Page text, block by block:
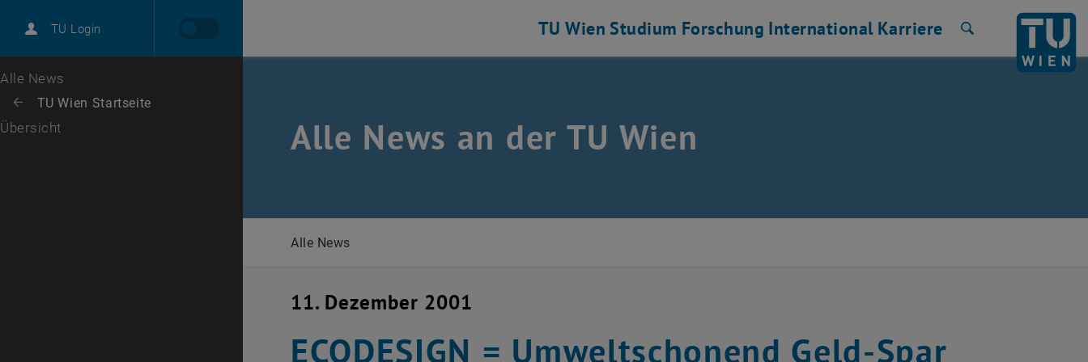
TU Login
Karriere
Zur 1. Menü Ebene
Alle News
Zurück: Subseiten von TU Wien Startseite auflisten
Zurück zur letzten Ebene:
TU Wien Startseite
Übersicht
TU Wien Studium Forschung International Karriere
Alle News an der TU Wien
Alle News
11. Dezember 2001
ECODESIGN = Umweltschonend Geld-Spar